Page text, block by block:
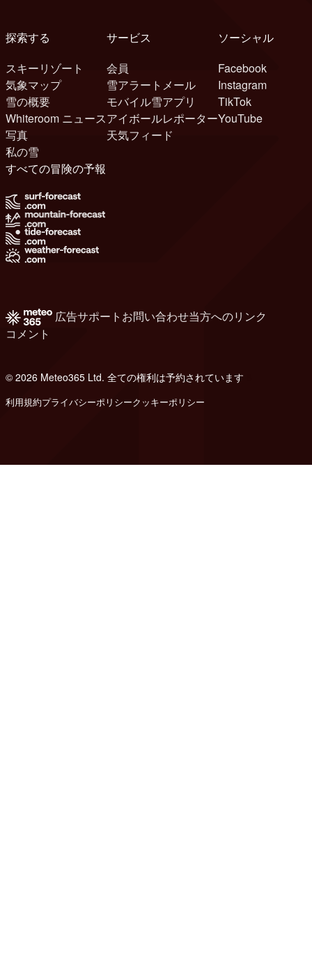
探索する
スキーリゾート
気象マップ
雪の概要
Whiteroom ニュース
写真
私の雪
サービス
会員
雪アラートメール
モバイル雪アプリ
アイボールレポーター
天気フィード
ソーシャル
Facebook
Instagram
TikTok
YouTube
すべての冒険の予報
広告サポート お問い合わせ当方へのリンク
コメント
© 2026 Meteo365 Ltd. 全ての権利は予約されています
利用規約プライバシーポリシークッキーポリシー